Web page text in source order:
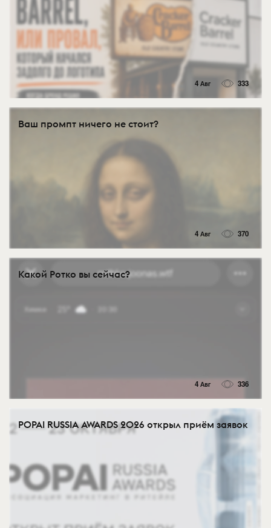
4 Авг 333
Ваш промпт ничего не стоит?
4 Авг 370
Какой Ротко вы сейчас?
4 Авг 336
POPAI RUSSIA AWARDS 2026 открыл приём заявок